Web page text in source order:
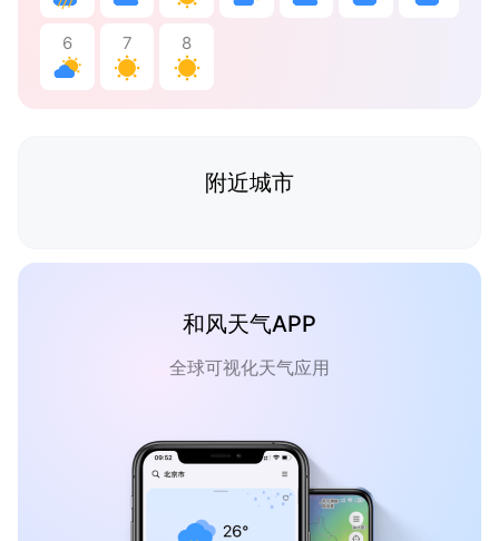
6 7 8
附近城市
和风天气APP
全球可视化天气应用